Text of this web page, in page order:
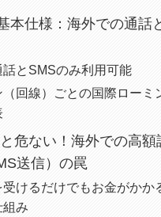
本仕様：海外での通話
話とSMSのみ利用可能
（回線）ごとの国際ローミ
危ない！海外での高額
送信）の罠
受けるだけでもお金がかか
組み